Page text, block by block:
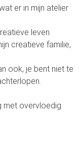
er in mijn atelier
leven
creatieve familie,
ook, je bent niet te
met overvloedig